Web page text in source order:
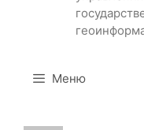
Меню